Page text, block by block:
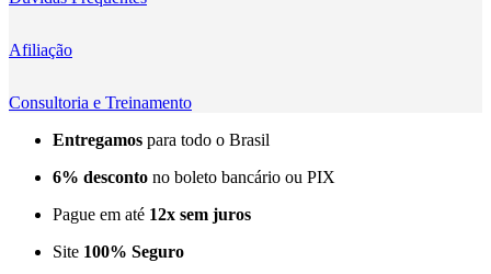
Lensmingle
LiRen
Litepanels
LoveFoto
LowePro
Lumitecfoto
Afiliação
Consultoria e Treinamento
Entregamos para todo o Brasil
6% desconto no boleto bancário ou PIX
Pague em até 12x sem juros
Site 100% Seguro